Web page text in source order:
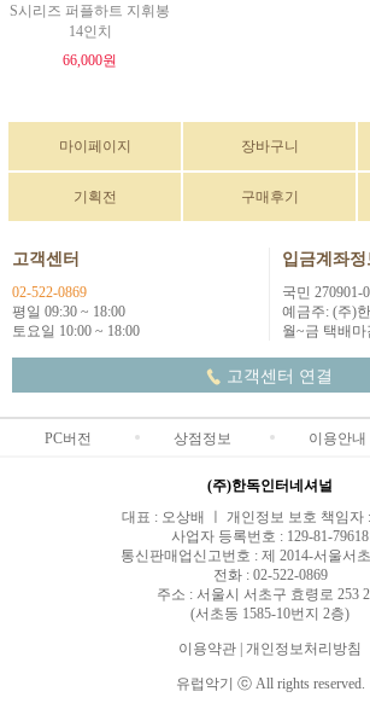
S시리즈 퍼플하트 지휘봉
14인치
66,000원
마이페이지 장바구니
기획전 구매후기
고객센터
02-522-0869
평일 09:30 ~ 18:00
토요일 10:00 ~ 18:00
입금계좌정
국민 270901-
예금주: (주)
월~금 택배마
고객센터 연결
PC버전 상점정보 이용안내
(주)한독인터네셔널
대표 : 오상배 ㅣ 개인정보 보호 책임자
사업자 등록번호 : 129-81-79618
통신판매업신고번호 : 제 2014-서울서
전화 : 02-522-0869
주소 : 서울시 서초구 효령로 253
(서초동 1585-10번지 2층)
이용약관 | 개인정보처리방침
유럽악기 ⓒ All rights reserved.